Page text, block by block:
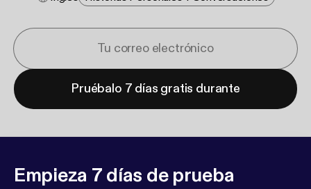
Pruébalo 7 días gratis durante
Empieza 7 días de prueba